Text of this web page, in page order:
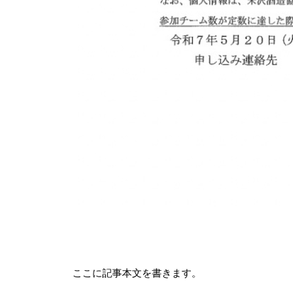
ここに記事本文を書きます。